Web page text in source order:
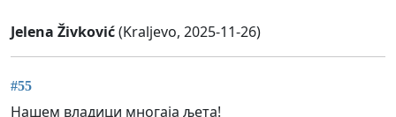
Jelena Živković(Kraljevo, 2025-11-26)
#55
Нашем владици многаја љета!